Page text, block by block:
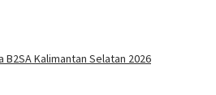
B2SA Kalimantan Selatan 2026